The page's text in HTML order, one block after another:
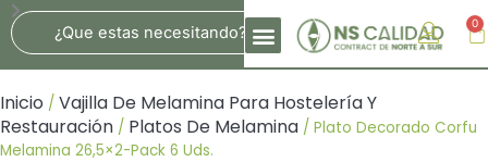
Al
Contenido
Search 0
Inicio / Vajilla De Melamina Para Hostelería Y
Restauración / Platos De Melamina / Plato Decorado Corfu
Melamina 26,5×2-Pack 6 Uds.